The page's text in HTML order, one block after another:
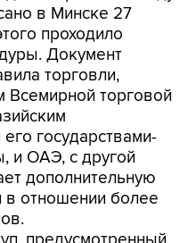
в Минске 27
проходило
Документ
торговли,
Всемирной торговой
государствами-
и ОАЭ, с другой
дополнительную
в отношении более